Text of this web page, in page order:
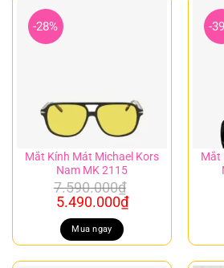
-28%
Mắt Kính Mát Michael Kors
Nam MK 2115
7.590.000₫
Giá
gốc
là:
7.590.000₫.
5.490.000₫Giá
hiện
là:
5.490.000₫.
Mua ngay
-
Mắt